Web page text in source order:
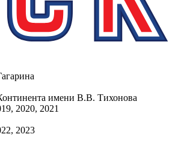
имени В.В. Тихонова
2020, 2021
2023